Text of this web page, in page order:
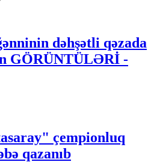
dəhşətli qəzada
GÖRÜNTÜLƏRİ -
çempionluq
qazanıb